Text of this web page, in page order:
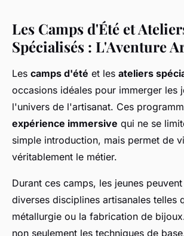
Les Camps d'Été et
Spécialisés : L'Aventure
Les camps d'été et les ateliers
occasions idéales pour immerger les
l'univers de l'artisanat. Ces
expérience immersive qui ne se
simple introduction, mais permet de
véritablement le métier.
Durant ces camps, les jeunes
diverses disciplines artisanales telles
métallurgie ou la fabrication de
non seulement les techniques de